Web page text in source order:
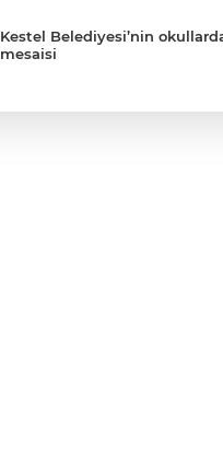
Kestel Belediyesi’nin
mesaisi